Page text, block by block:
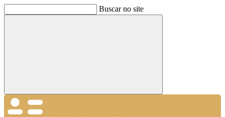
Buscar no site
Buscar